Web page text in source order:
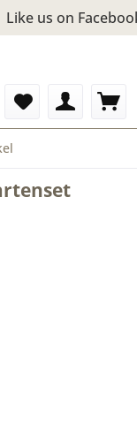
Versand ab 60
Like us